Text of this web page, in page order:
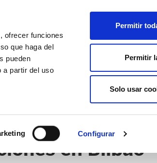
ofrecer funciones
que haga del
pueden
a partir del uso
Configurar
Permitir
Permitir
Solo usar
en Bilbao